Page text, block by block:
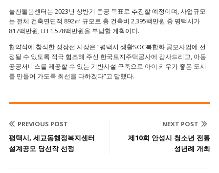
늘찬돌봄센터는 2023년 상반기 준공 목표로 추진할 예정이며, 사업규모
는 전체 건축연면적 892㎡ 규모로 총 건축비 2,395백만원 중 평택시가
817백만원, LH 1,578백만원을 부담할 계획이다.
협약식에 참석한 정장선 시장은 “평택시 생활SOC복합화 공모사업에 선
정될 수 있도록 적극 협조해 주신 한국토지주택공사에 감사드리고, 아동
공공서비스를 제공할 수 있는 기반시설 구축으로 아이 키우기 좋은 도시
를 만들어 가도록 최선을 다하겠다”고 말했다.
PREVIOUS POST
평택시, 세교동행정복지센터
설계공모 당선작 선정
NEXT POST
제10회 안성시 청소년 전통
성년례 개최